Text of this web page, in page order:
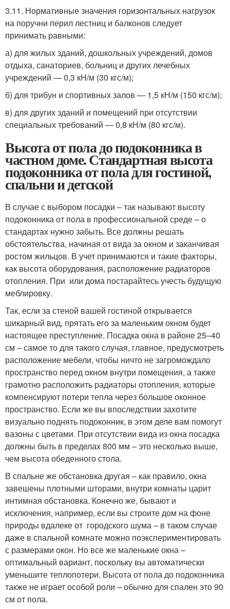
3.11. Нормативные значения горизонтальных нагрузок
на поручни перил лестниц и балконов следует
принимать равными:
а) для жилых зданий, дошкольных учреждений, домов
отдыха, санаториев, больниц и других лечебных
учреждений — 0,3 кН/м (30 кгс/м);
б) для трибун и спортивных залов — 1,5 кН/м (150 кгс/м);
в) для других зданий и помещений при отсутствии
специальных требований — 0,8 кН/м (80 кгс/м).
Высота от пола до подоконника в
частном доме. Стандартная высота
подоконника от пола для гостиной,
спальни и детской
В случае с выбором посадки – так называют высоту
подоконника от пола в профессиональной среде – о
стандартах нужно забыть. Все должны решать
обстоятельства, начиная от вида за окном и заканчивая
ростом жильцов. В учет принимаются и такие факторы,
как высота оборудования, расположение радиаторов
отопления. При или дома постарайтесь учесть будущую
меблировку.
Так, если за стеной вашей гостиной открывается
шикарный вид, прятать его за маленьким окном будет
настоящее преступление. Посадка окна в районе 25–40
см – самое то для такого случая, главное, предусмотреть
расположение мебели, чтобы ничто не загромождало
пространство перед окном внутри помещения, а также
грамотно расположить радиаторы отопления, которые
компенсируют потери тепла через большое оконное
пространство. Если же вы впоследствии захотите
визуально поднять подоконник, в этом деле вам помогут
вазоны с цветами. При отсутствии вида из окна посадка
должны быть в пределах 800 мм – это несколько выше,
чем высота обеденного стола.
В спальне же обстановка другая – как правило, окна
завешены плотными шторами, внутри комнаты царит
интимная обстановка. Конечно же, бывают и
исключения, например, если вы строите дом на фоне
природы вдалеке от городского шума – в таком случае
даже в спальной комнате можно поэкспериментировать
с размерами окон. Но все же маленькие окна –
оптимальный вариант, поскольку вы автоматически
уменьшите теплопотери. Высота от пола до подоконника
также не играет особой роли – обычно для спален это 90
см от пола.